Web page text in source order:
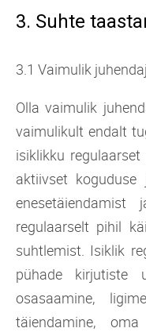
3. Suhte
3.1 Vaimulik
Olla vaimulik
vaimulikult endalt
isiklikku
aktiivset
regulaarselt pihil
suhtlemist. Isiklik
pühade kirjutiste
osasaamine,
täiendamine,